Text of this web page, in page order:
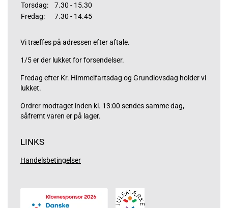
Torsdag:
7.30 - 15.30
Fredag:
7.30 - 14.45
Vi træffes på adressen efter aftale.
1/5 er der lukket for forsendelser.
Fredag efter Kr. Himmelfartsdag og Grundlovsdag holder vi
lukket.
Ordrer modtaget inden kl. 13:00 sendes samme dag,
såfremt varen er på lager.
LINKS
Handelsbetingelser